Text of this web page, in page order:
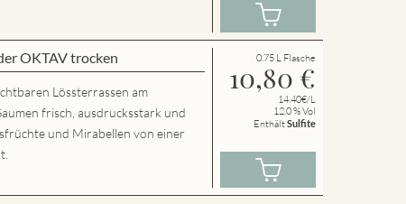
OKTAV trocken
Lössterrassen am
frisch, ausdrucksstark und
und Mirabellen von einer
0.75 L Flasche
10,80 €
14.40€/L
12.0 % Vol
EnthältSulfite